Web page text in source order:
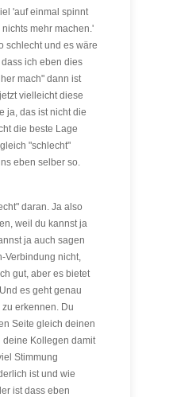
'auf einmal spinnt
mehr machen.'
schlecht und es wäre
ich eben dies
mach" dann ist
vielleicht diese
ja, das ist nicht die
die beste Lage
"schlecht"
eben selber so.
daran. Ja also
weil du kannst ja
ja auch sagen
Verbindung nicht,
gut, aber es bietet
es geht genau
erkennen. Du
Seite gleich deinen
deine Kollegen damit
Stimmung
ist und wie
ist dass eben